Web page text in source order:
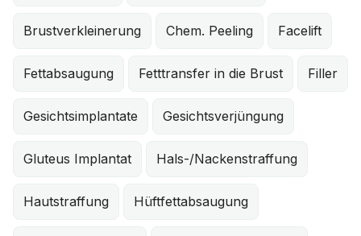
Brustverkleinerung Chem. Peeling Facelift
Fettabsaugung Fetttransfer in die Brust Filler
Gesichtsimplantate Gesichtsverjüngung
Gluteus Implantat Hals-/Nackenstraffung
Hautstraffung Hüftfettabsaugung